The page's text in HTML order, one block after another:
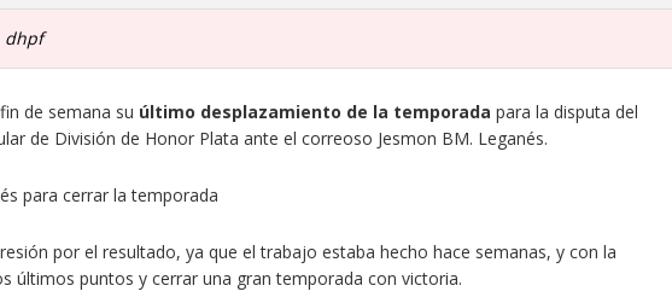
dhpf
de semana su último desplazamiento de la temporada para la disputa del
de División de Honor Plata ante el correoso Jesmon BM. Leganés.
por el resultado, ya que el trabajo estaba hecho hace semanas, y con la
últimos puntos y cerrar una gran temporada con victoria.